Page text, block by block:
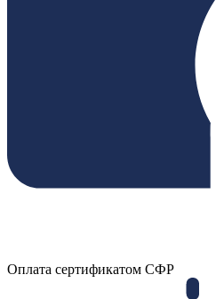
Оплата сертификатом СФР